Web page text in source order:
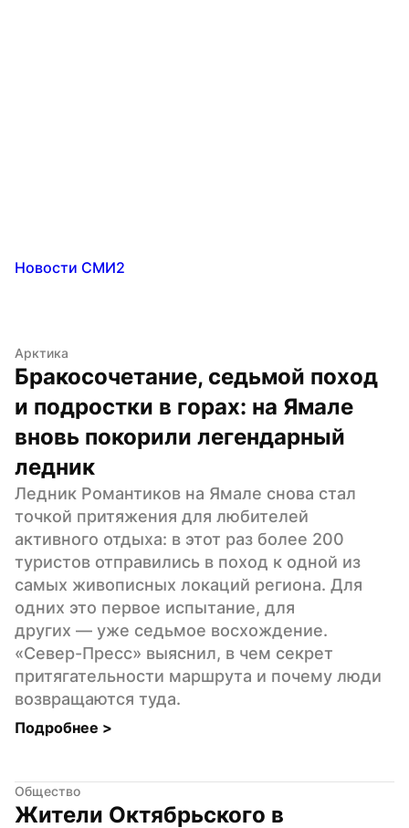
Новости СМИ2
Арктика
Бракосочетание, седьмой поход
и подростки в горах: на Ямале
вновь покорили легендарный
ледник
Ледник Романтиков на Ямале снова стал
точкой притяжения для любителей
активного отдыха: в этот раз более 200
туристов отправились в поход к одной из
самых живописных локаций региона. Для
одних это первое испытание, для
других — уже седьмое восхождение.
«Север-Пресс» выяснил, в чем секрет
притягательности маршрута и почему люди
возвращаются туда.
Подробнее >
Общество
Жители Октябрьского в